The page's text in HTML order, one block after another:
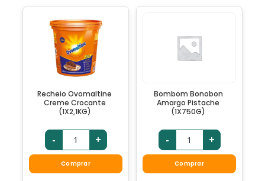
Recheio Ovomaltine
Creme Crocante
(1X2,1KG)
- +
Comprar
Bombom Bonobon
Amargo Pistache
(1X750G)
- +
Comprar